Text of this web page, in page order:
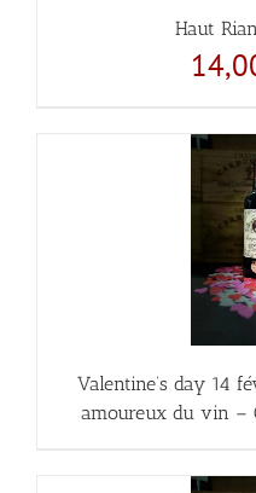
Haut
Valentine’s day 14
amoureux du vin –